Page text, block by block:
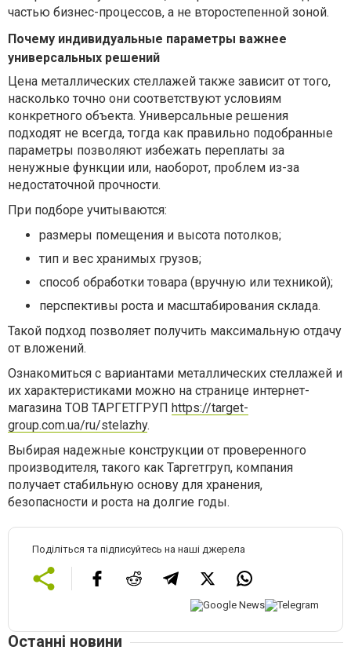
частью бизнес-процессов, а не второстепенной зоной.
Почему индивидуальные параметры важнее
универсальных решений
Цена металлических стеллажей также зависит от того,
насколько точно они соответствуют условиям
конкретного объекта. Универсальные решения
подходят не всегда, тогда как правильно подобранные
параметры позволяют избежать переплаты за
ненужные функции или, наоборот, проблем из-за
недостаточной прочности.
При подборе учитываются:
размеры помещения и высота потолков;
тип и вес хранимых грузов;
способ обработки товара (вручную или техникой);
перспективы роста и масштабирования склада.
Такой подход позволяет получить максимальную отдачу
от вложений.
Ознакомиться с вариантами металлических стеллажей и
их характеристиками можно на странице интернет-
магазина ТОВ ТАРГЕТГРУП https://target-
group.com.ua/ru/stelazhy.
Выбирая надежные конструкции от проверенного
производителя, такого как Таргетгруп, компания
получает стабильную основу для хранения,
безопасности и роста на долгие годы.
Поділіться та підписуйтесь на наші джерела
Останні новини